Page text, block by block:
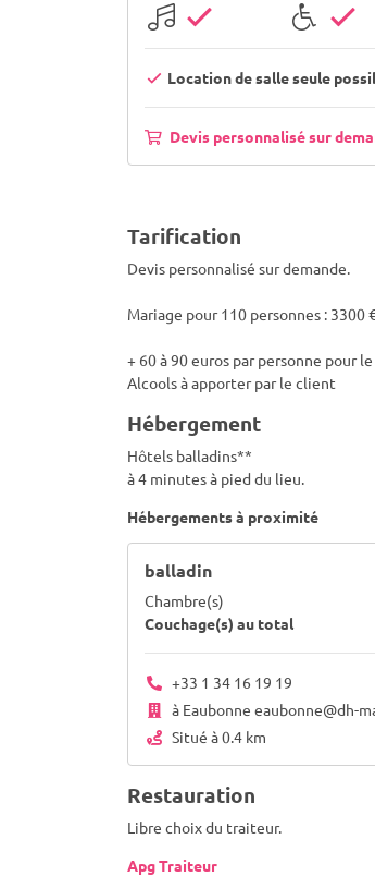
Location de salle seule
Devis personnalisé sur
Tarification
Devis personnalisé sur demande.
Mariage pour 110 personnes : 3300
+ 60 à 90 euros par personne pour
Alcools à apporter par le client
Hébergement
Hôtels balladins**
à 4 minutes à pied du lieu.
Hébergements à proximité
balladin
Chambre(s)
Couchage(s) au total
+33 1 34 16 19 19
à Eaubonne eaubonne@dh-
Situé à 0.4 km
Restauration
Libre choix du traiteur.
Apg Traiteur